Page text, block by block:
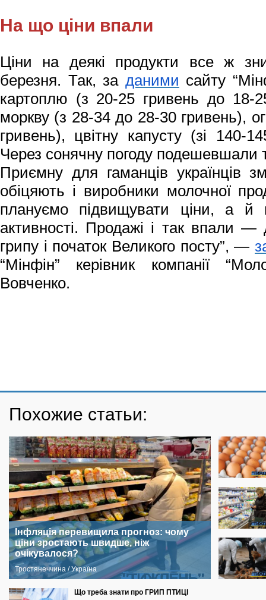
На що ціни впали
Ціни на деякі продукти все ж
березня. Так, за даними сайту
картоплю (з 20-25 гривень до 18-
моркву (з 28-34 до 28-30 гривень),
гривень), цвітну капусту (зі 140-
Через сонячну погоду подешевшали
Приємну для гаманців українців
обіцяють і виробники молочної
плануємо підвищувати ціни, а й
активності. Продажі і так впали —
грипу і початок Великого посту”, —
“Мінфін” керівник компанії
Вовченко.
Похожие статьи:
Інфляція перевищила прогноз: чому
ціни зростають швидше, ніж
очікувалося?
Тростянеччина / Україна
Що треба знати про ГРИП ПТИЦІ